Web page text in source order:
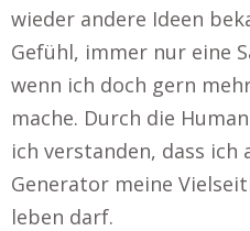
wieder andere Ideen
Gefühl, immer nur eine
wenn ich doch gern
mache. Durch die
ich verstanden, dass
Generator meine
leben darf.